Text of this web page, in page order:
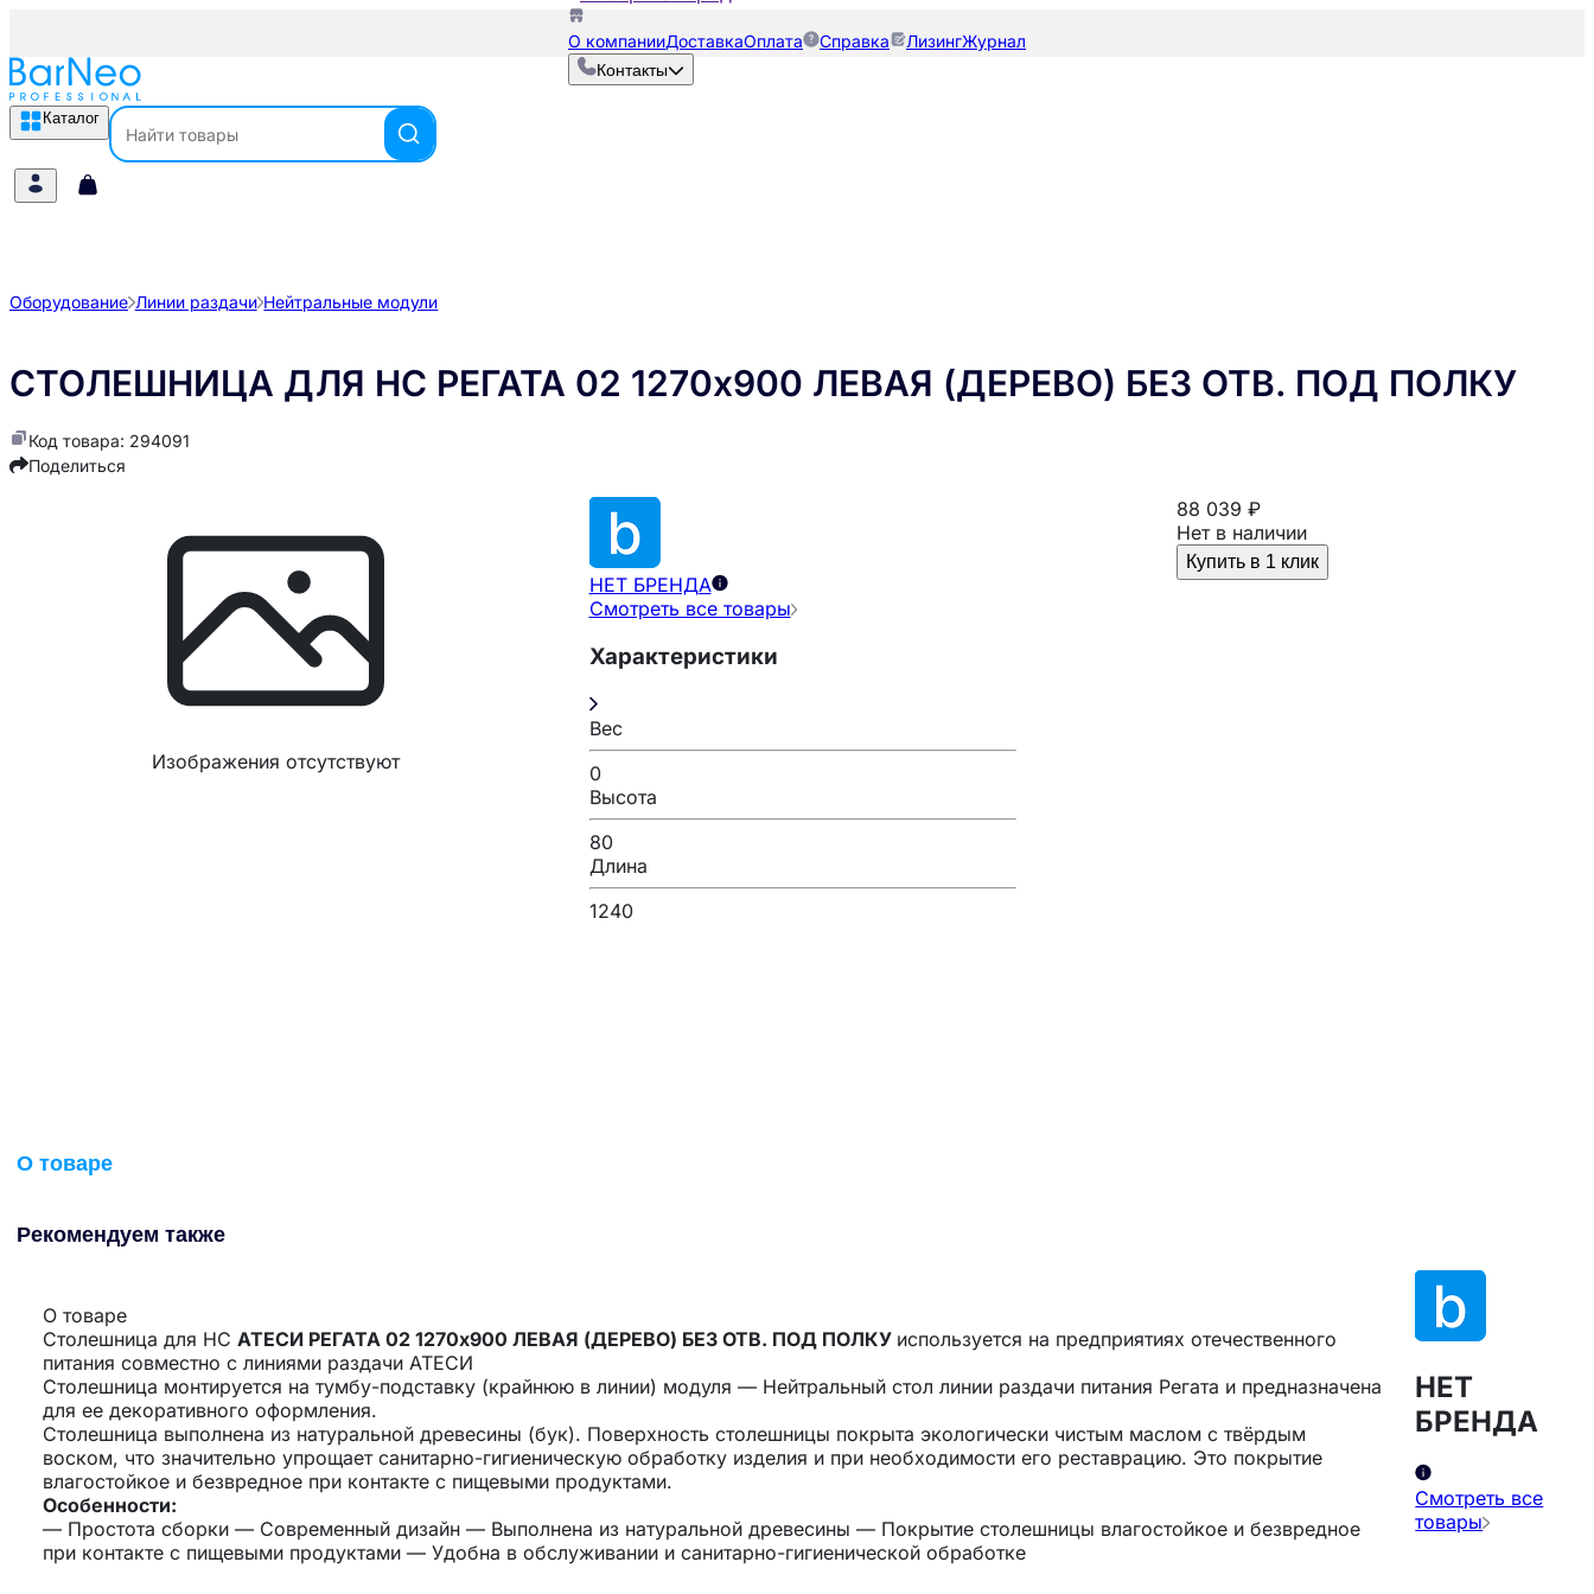
О компанииДоставкаОплата Справка ЛизингЖурнал
Контакты
Каталог
Оборудование Линии раздачи Нейтральные модули
СТОЛЕШНИЦА ДЛЯ НС РЕГАТА 02 1270х900 ЛЕВАЯ (ДЕРЕВО) БЕЗ ОТВ. ПОД ПОЛКУ
Код товара: 294091
Поделиться
Изображения отсутствуют
НЕТ БРЕНДА
Смотреть все товары
Характеристики
Вес
0
Высота
80
Длина
1240
88 039 ₽
Нет в наличии
Купить в 1 клик
О товаре
Рекомендуем также
О товаре
Столешница для НС АТЕСИ РЕГАТА 02 1270х900 ЛЕВАЯ (ДЕРЕВО) БЕЗ ОТВ. ПОД ПОЛКУ используется на предприятиях отечественного
питания совместно с линиями раздачи АТЕСИ
Столешница монтируется на тумбу-подставку (крайнюю в линии) модуля — Нейтральный стол линии раздачи питания Регата и предназначена
для ее декоративного оформления.
Столешница выполнена из натуральной древесины (бук). Поверхность столешницы покрыта экологически чистым маслом с твёрдым
воском, что значительно упрощает санитарно-гигиеническую обработку изделия и при необходимости его реставрацию. Это покрытие
влагостойкое и безвредное при контакте с пищевыми продуктами.
Особенности:
— Простота сборки — Современный дизайн — Выполнена из натуральной древесины — Покрытие столешницы влагостойкое и безвредное
при контакте с пищевыми продуктами — Удобна в обслуживании и санитарно-гигиенической обработке
НЕТ
БРЕНДА
Смотреть все
товары